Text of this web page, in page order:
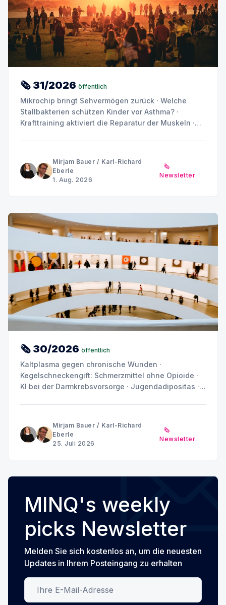
🗞 31/2026 öffentlich
Mikrochip bringt Sehvermögen zurück · Welche
Stallbakterien schützen Kinder vor Asthma? ·
Krafttraining aktiviert die Reparatur der Muskeln ·
Anfang September
Mirjam Bauer / Karl-Richard
Eberle
1. Aug. 2026
🗞️
Newsletter
🗞 30/2026 öffentlich
Kaltplasma gegen chronische Wunden ·
Kegelschneckengift: Schmerzmittel ohne Opioide ·
KI bei der Darmkrebsvorsorge · Jugendadipositas ·
Mirjam Bauer / Karl-Richard
Eberle
25. Juli 2026
🗞️
Newsletter
MINQ's weekly
picks Newsletter
Melden Sie sich kostenlos an, um die neuesten
Updates in Ihrem Posteingang zu erhalten
Ihre E-Mail-Adresse